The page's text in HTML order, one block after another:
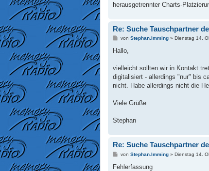
herausgetrennter Charts-
Re: Suche Tauschpartner
B
i
a
von Stephan.Imming» Dienstag 14.
Hallo,
vielleicht sollten wir in Kontakt
digitalisiert - allerdings "nur" bis
nicht. Habe allerdings nicht die
Viele Grüße
Stephan
Re: Suche Tauschpartner
B
i
von Stephan.Imming» Dienstag 14.
Fehlerfassung